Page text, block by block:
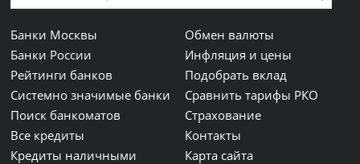
Банки Москвы
Банки России
Рейтинги банков
Системно значимые банки
Поиск банкоматов
Все кредиты
Кредиты наличными
Обмен валюты
Инфляция и цены
Подобрать вклад
Сравнить тарифы РКО
Страхование
Контакты
Карта сайта